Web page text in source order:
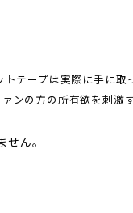
テープは実際に手に取
ンの方の所有欲を刺激
ん。